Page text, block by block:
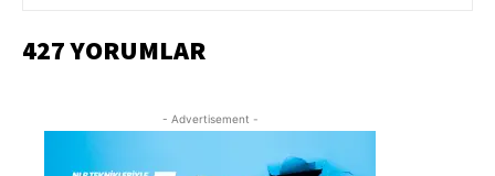
427 YORUMLAR
- Advertisement -